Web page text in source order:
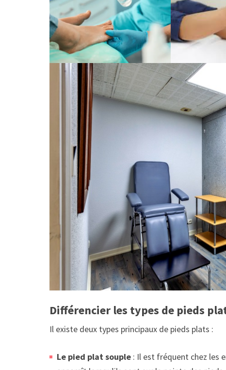
Différencier les types de pieds
Il existe deux types principaux de pieds plats :
Le pied plat souple : Il est fréquent chez les